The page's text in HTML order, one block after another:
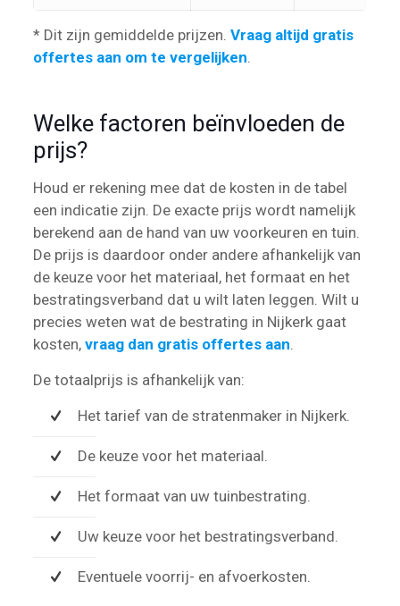
* Dit zijn gemiddelde prijzen. Vraag altijd gratis
offertes aan om te vergelijken.
Welke factoren beïnvloeden de
prijs?
Houd er rekening mee dat de kosten in de tabel
een indicatie zijn. De exacte prijs wordt namelijk
berekend aan de hand van uw voorkeuren en tuin.
De prijs is daardoor onder andere afhankelijk van
de keuze voor het materiaal, het formaat en het
bestratingsverband dat u wilt laten leggen. Wilt u
precies weten wat de bestrating in Nijkerk gaat
kosten, vraag dan gratis offertes aan.
De totaalprijs is afhankelijk van:
Het tarief van de stratenmaker in Nijkerk.
De keuze voor het materiaal.
Het formaat van uw tuinbestrating.
Uw keuze voor het bestratingsverband.
Eventuele voorrij- en afvoerkosten.